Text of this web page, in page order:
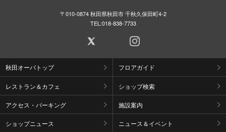
〒010-0874 秋田県秋田市 千秋久保田町4-2
TEL:018-838-7733
秋田オーパトップ フロアガイド
レストラン＆カフェ ショップ検索
アクセス・パーキング 施設案内
ショップニュース ニュース＆イベント